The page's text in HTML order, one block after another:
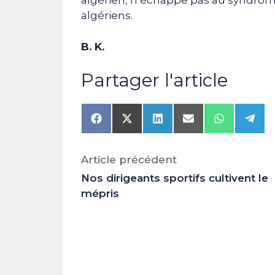
algériens.
B. K.
Partager l'article
Share
on
Share
on
(Twitter)
Share
on
Share
on
Share
on
Share
on
Article précédent
Nos dirigeants sportifs cultivent le
mépris